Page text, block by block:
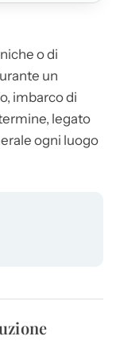
o di
un
imbarco di
legato
ogni luogo